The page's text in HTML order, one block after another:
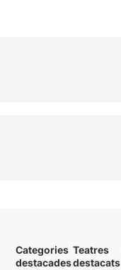
Categories
destacades
Teatres
destacats